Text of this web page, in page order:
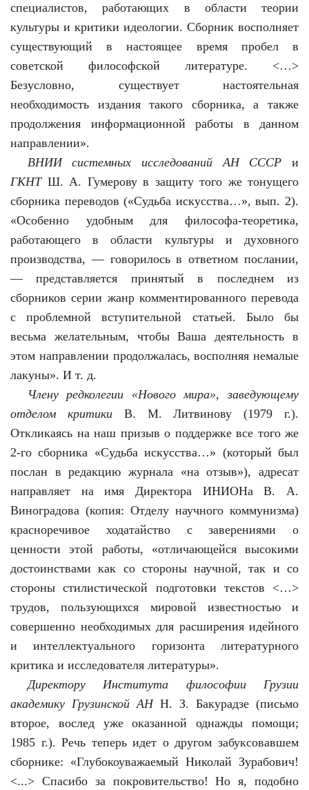
специалистов, работающих в области теории
культуры и критики идеологии. Сборник восполняет
существующий в настоящее время пробел в
советской философской литературе. <…>
Безусловно, существует настоятельная
необходимость издания такого сборника, а также
продолжения информационной работы в данном
направлении».
ВНИИ системных исследований АН СССР и
ГКНТШ. А. Гумерову в защиту того же тонущего
сборника переводов («Судьба искусства…», вып. 2).
«Особенно удобным для философа-теоретика,
работающего в области культуры и духовного
производства, — говорилось в ответном послании,
— представляется принятый в последнем из
сборников серии жанр комментированного перевода
с проблемной вступительной статьей. Было бы
весьма желательным, чтобы Ваша деятельность в
этом направлении продолжалась, восполняя немалые
лакуны». И т. д.
Члену редколегии «Нового мира», заведующему
отделом критикиВ. М. Литвинову (1979 г.).
Откликаясь на наш призыв о поддержке все того же
2-го сборника «Судьба искусства…» (который был
послан в редакцию журнала «на отзыв»), адресат
направляет на имя Директора ИНИОНа В. А.
Виноградова (копия: Отделу научного коммунизма)
красноречивое ходатайство с заверениями о
ценности этой работы, «отличающейся высокими
достоинствами как со стороны научной, так и со
стороны стилистической подготовки текстов <…>
трудов, пользующихся мировой известностью и
совершенно необходимых для расширения идейного
и интеллектуального горизонта литературного
критика и исследователя литературы».
Директору Института философии Грузии
академику Грузинской АНН. З. Бакурадзе (письмо
второе, вослед уже оказанной однажды помощи;
1985 г.). Речь теперь идет о другом забуксовавшем
сборнике: «Глубокоуважаемый Николай Зурабович!
<...> Спасибо за покровительство! Но я, подобно